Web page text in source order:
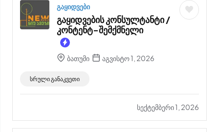
გაყიდვები
გაყიდვების კონსულტანტი /
კონტენტ-შემქმნელი
ბათუმი აგვისტო 1, 2026
სრული განაკვეთი
სექტემბერი 1, 2026